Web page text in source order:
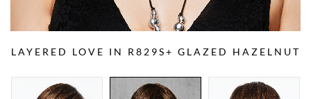
LAYERED LOVE IN R829S+ GLAZED HAZELNUT